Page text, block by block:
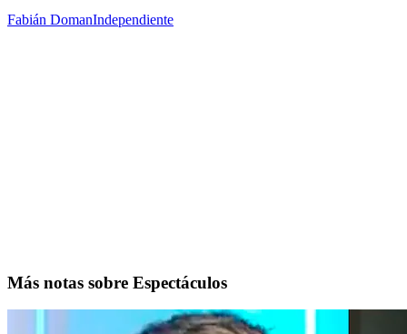
Fabián DomanIndependiente
Más notas sobre Espectáculos